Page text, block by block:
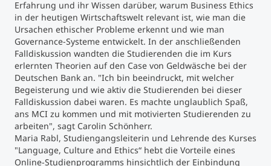
Studienberatung
Executive Education Finder
Erfahrung und ihr Wissen darüber, warum Business Ethics
in der heutigen Wirtschaftswelt relevant ist, wie man die
Ursachen ethischer Probleme erkennt und wie man
Governance-Systeme entwickelt. In der anschließenden
Falldiskussion wandten die Studierenden die im Kurs
erlernten Theorien auf den Case von Geldwäsche bei der
Deutschen Bank an. "Ich bin beeindruckt, mit welcher
Begeisterung und wie aktiv die Studierenden bei dieser
Falldiskussion dabei waren. Es machte unglaublich Spaß,
ans MCI zu kommen und mit motivierten Studierenden zu
arbeiten", sagt Carolin Schönherr.
Maria Rabl, Studiengangsleiterin und Lehrende des Kurses
"Language, Culture and Ethics“ hebt die Vorteile eines
Online-Studienprogramms hinsichtlich der Einbindung